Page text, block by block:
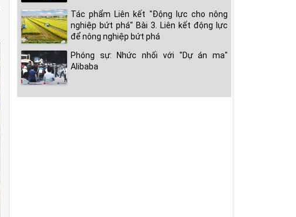
Tác phẩm Liên kết "Động lực cho nông
nghiệp bứt phá" Bài 3. Liên kết động lực
để nông nghiệp bứt phá
Phóng sự: Nhức nhối với "Dự án ma"
Alibaba